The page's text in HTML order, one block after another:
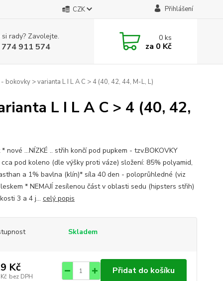
CZK Přihlášení
rady? Zavolejte.
911 574
0ks
za 0 Kč
bokovky > varianta L I L A C > 4 (40, 42, 44, M-L, L)
L I L A C > 4 (40, 42,
nové ...NÍZKÉ .. střih končí pod pupkem - tzv.BOKOVKY
pod koleno (dle výšky proti váze) složení: 85% polyamid,
a 1% bavlna (klín)* síla 40 den - poloprůhledné (viz
* NEMAJÍ zesílenou část v oblasti sedu (hipsters střih)
3 a 4 j... celý popis
Skladem
Kč
bez DPH
Přidat do košíku